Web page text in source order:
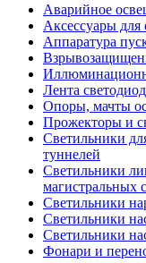
Аварийное
Аксессуары для
Аппаратура
Лента
Опоры, мачты
Прожекторы и
Светильники
туннелей
Светильники
магистральных
Светильники
Светильники
Светильники
Фонари и